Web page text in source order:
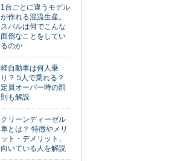
1台ごとに違うモデル
が作れる混流生産。
スバルは何でこんな
面倒なことをしてい
るのか
軽自動車は何人乗
り？ 5人で乗れる？
定員オーバー時の罰
則も解説
クリーンディーゼル
車とは？ 特徴やメリ
ット・デメリット、
向いている人を解説